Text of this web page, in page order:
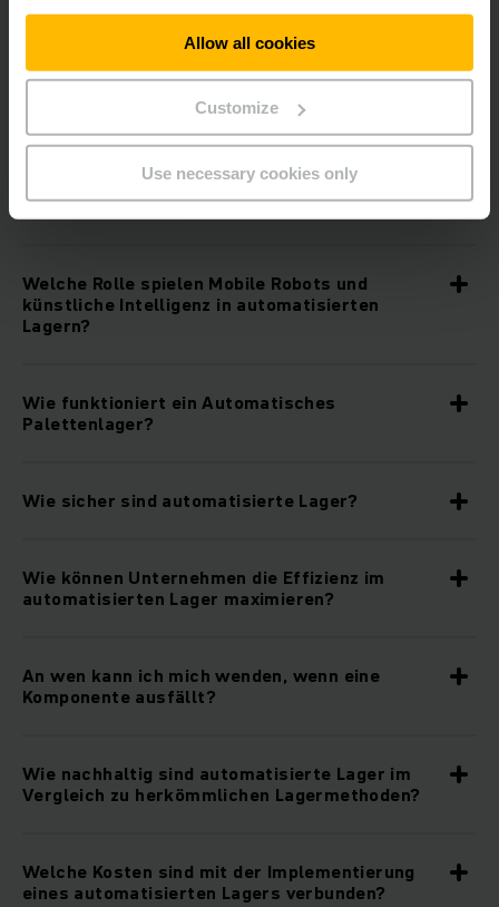
Allow all cookies
Customize
Use necessary cookies only
Welche Arten von Automatisierung gibt es?
Wann ist Automatisierung im Lager sinnvoll?
Welche Vorteile bieten automatisierte Lager
gegenüber manuellen Lagern?
Welche Rolle spielen Mobile Robots und
künstliche Intelligenz in automatisierten
Lagern?
Wie funktioniert ein Automatisches
Palettenlager?
Wie sicher sind automatisierte Lager?
Wie können Unternehmen die Effizienz im
automatisierten Lager maximieren?
An wen kann ich mich wenden, wenn eine
Komponente ausfällt?
Wie nachhaltig sind automatisierte Lager im
Vergleich zu herkömmlichen Lagermethoden?
Welche Kosten sind mit der Implementierung
eines automatisierten Lagers verbunden?